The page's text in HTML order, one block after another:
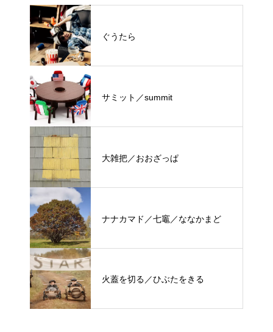
ぐうたら
サミット／summit
大雑把／おおざっぱ
ナナカマド／七竈／ななかまど
火蓋を切る／ひぶたをきる